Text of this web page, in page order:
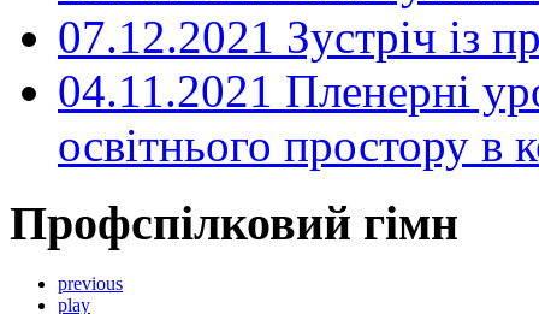
07.12.2021 Зустріч із
04.11.2021 Пленерні
освітнього простору
Профспілковий гімн
previous
play